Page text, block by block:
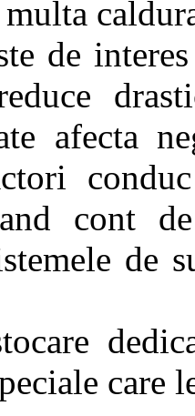
multa
de
afecta
cont
de
care